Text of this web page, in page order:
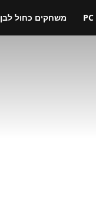
משחקים כחול לבן PC